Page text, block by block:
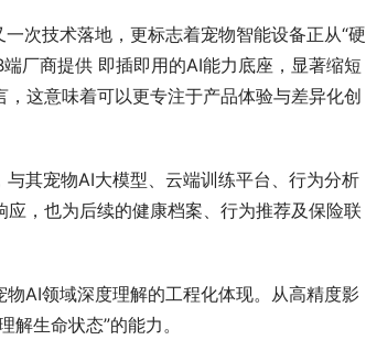
次技术落地，更标志着宠物智能设备正从“硬
厂商提供 即插即用的AI能力底座，显著缩短
这意味着可以更专注于产品体验与差异化创
其宠物AI大模型、云端训练平台、行为分析
，也为后续的健康档案、行为推荐及保险联
AI领域深度理解的工程化体现。从高精度影
生命状态”的能力。